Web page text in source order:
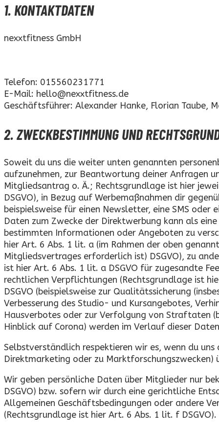
1. KONTAKTDATEN
nexxtfitness GmbH
Telefon: 015560231771
E-Mail: hello@nexxtfitness.de
Geschäftsführer: Alexander Hanke, Florian Taube,
2. ZWECKBESTIMMUNG UND
Soweit du uns die weiter unten genannten
aufzunehmen, zur Beantwortung deiner Anfragen
Mitgliedsantrag o. Ä.; Rechtsgrundlage ist hier
DSGVO), in Bezug auf Werbemaßnahmen dir
beispielsweise für einen Newsletter, eine SMS oder
Daten zum Zwecke der Direktwerbung kann als
bestimmten Informationen oder Angeboten zu
hier Art. 6 Abs. 1 lit. a (im Rahmen der oben
Mitgliedsvertrages erforderlich ist) DSGVO), zu
ist hier Art. 6 Abs. 1 lit. a DSGVO für zugesandte
rechtlichen Verpflichtungen (Rechtsgrundlage ist
DSGVO (beispielsweise zur Qualitätssicherung
Verbesserung des Studio- und Kursangebotes,
Hausverbotes oder zur Verfolgung von Straftaten
Hinblick auf Corona) werden im Verlauf dieser
Selbstverständlich respektieren wir es, wenn du
Direktmarketing oder zu Marktforschungszwecken)
Wir geben persönliche Daten über Mitglieder nur
DSGVO) bzw. sofern wir durch eine gerichtliche
Allgemeinen Geschäftsbedingungen oder andere
(Rechtsgrundlage ist hier Art. 6 Abs. 1 lit. f